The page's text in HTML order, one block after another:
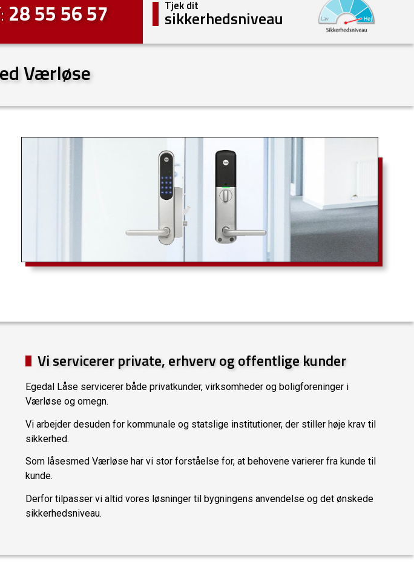
28 55 56 57 Tjek dit
sikkerhedsniveau
Værløse
Vi servicerer private, erhverv og offentlige kunder
Egedal Låse servicerer både privatkunder, virksomheder og boligforeninger i
Værløse og omegn.
Vi arbejder desuden for kommunale og statslige institutioner, der stiller høje krav til
sikkerhed.
Som låsesmed Værløse har vi stor forståelse for, at behovene varierer fra kunde til
kunde.
Derfor tilpasser vi altid vores løsninger til bygningens anvendelse og det ønskede
sikkerhedsniveau.